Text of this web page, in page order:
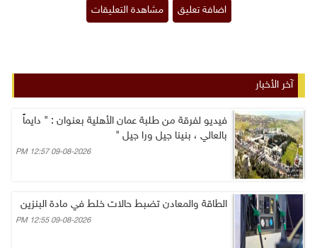
آخر الأخبار
فيديو لفرقة من طلبة عمان الأهلية بعنوان : " دايماً
بالعالي ، بنينا جيل ورا جيل "
09-08-2026 12:57 PM
الطاقة والمعادن تضبط حالات خلط في مادة البنزين
09-08-2026 12:55 PM